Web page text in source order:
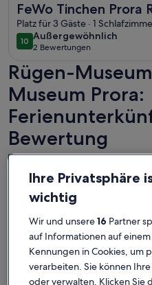
FeWo Tinchen Prora
Ferienwohnung
Platz für 3 Gäste · 1
1010 von 10
Außergewöhnlich
außergewöhnlich
2 Bewertungen
(2
bewertungen)
Rügen-
Museum Prora:
Bewertung
Weitere Infos zu
Ihre Privatsphäre
wichtig
Wir und unsere16 Partner
auf Informationen auf
Kennungen in Cookies, um
verarbeiten. Sie können
oder verwalten. Klicken Sie